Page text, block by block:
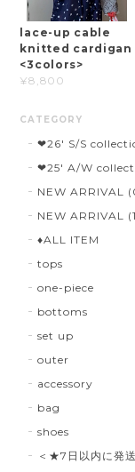
lace-up cable
knitted cardigan
<3colors>
¥8,800
CATEGORY
❤︎26' S/S
❤︎25' A/W
NEW ARRIVAL
NEW ARRIVAL
♦︎ALL ITEM
tops
one-piece
bottoms
set up
outer
accessory
bag
shoes
＜★7日以内に発